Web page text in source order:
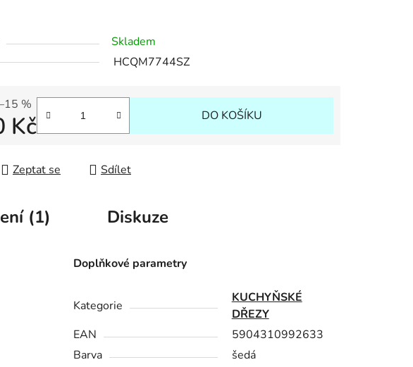
Skladem
HCQM7744SZ
%
Kč DO KOŠÍKU
Zeptat se Sdílet
(1) Diskuze
Doplňkové parametry
Kategorie
KUCHYŇSKÉ
DŘEZY
EAN
5904310992633
Barva
šedá